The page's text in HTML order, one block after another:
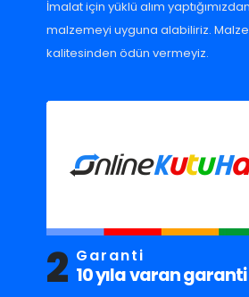
İmalat için yüklü alım
malzemeyi uyguna alabiliriz.
kalitesinden ödün vermeyiz.
2 Garanti
10 yıla varan garanti